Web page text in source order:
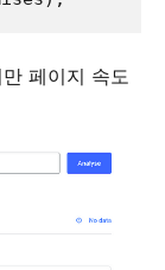
페이지 속도